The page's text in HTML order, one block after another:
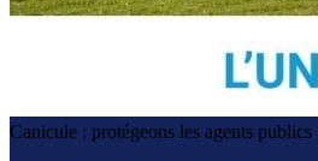
Canicule : protégeons les agents publics